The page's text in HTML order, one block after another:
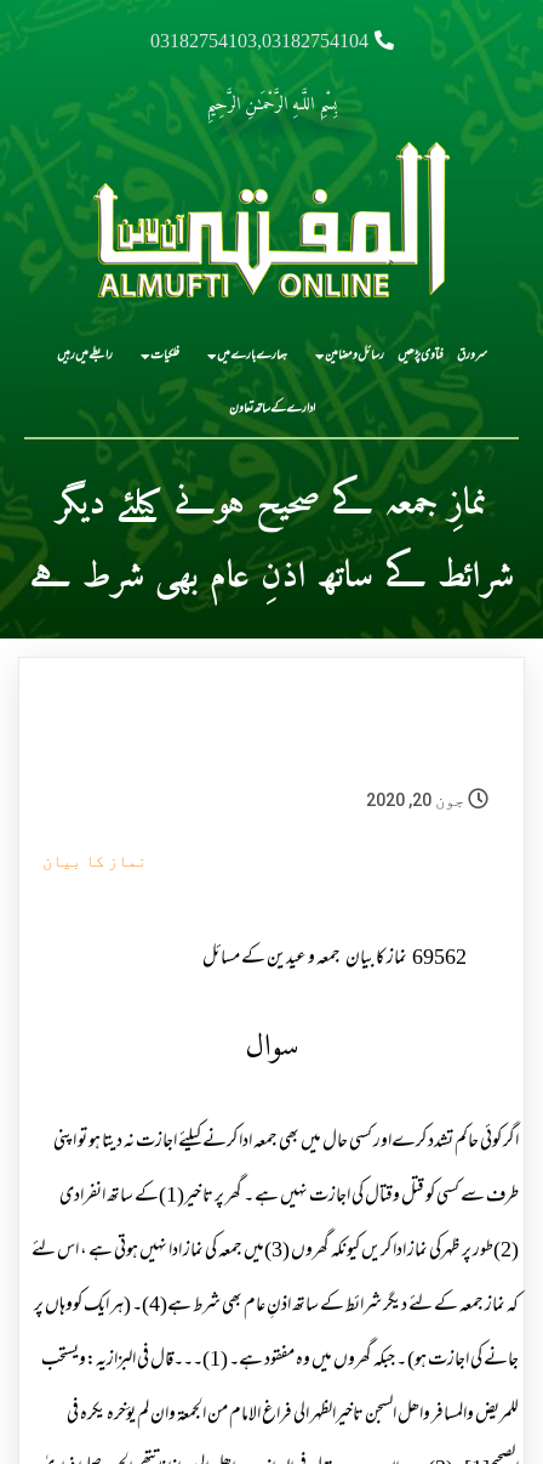
03182754103,03182754104
بِسْمِ اللَّـهِ الرَّحْمَـٰنِ الرَّحِيمِ
سرورق فتاوی پڑھیں رسائل و مضامین ہمارے بارے میں فلکیات رابطے میں رہیں
ادارے کے ساتھ تعاون
نمازِ جمعہ کے صحیح ہونے کیلئے دیگر
شرائط کے ساتھ اذنِ عام بھی شرط ہے
جون 20, 2020
نماز کا بیان
69562نماز کا بیان جمعہ و عیدین کے مسائل
سوال
اگر کوئی حاکم تشدد کرےاور کسی حال میں بھی جمعہ ادا کرنے کیلئے اجازت نہ دیتا ہو تو اپنی
طرف سے کسی کو قتل وقتال کی اجازت نہیں ہے ۔ گھر پر تا خیر(1)کے ساتھ انفرادی
(2)طور پر ظہرکی نماز ادا کریں کیونکہ گھروں (3)میں جمعہ کی نماز ادا نہیں ہوتی ہے ، اس لئے
کہ نماز جمعہ کے لئے دیگر شرائط کے ساتھ اذنِ عام بھی شرط ہے(4)۔ (ہر ایک کووہاں پر
جانے کی اجازت ہو) ۔ جبکہ گھروں میں وہ مفقود ہے۔ (1)۔۔۔قال فی البزازیہ:ویستحب
للمریض والمسافر واھل السجن تاخیرالظہر الی فراغ الامام من الجمعۃ وان لم یؤخرہ یکرہ فی